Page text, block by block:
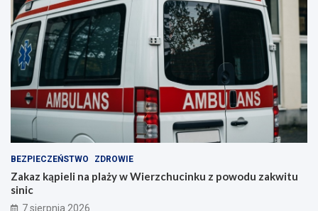
BEZPIECZEŃSTWO ZDROWIE
Zakaz kąpieli na plaży w Wierzchucinku z powodu zakwitu
sinic
7 sierpnia 2026